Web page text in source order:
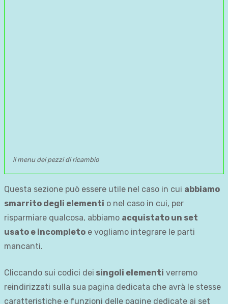
il menu dei pezzi di ricambio
Questa sezione può essere utile nel caso in cui abbiamo
smarrito degli elementi o nel caso in cui, per
risparmiare qualcosa, abbiamo acquistato un set
usato e incompleto e vogliamo integrare le parti
mancanti.
Cliccando sui codici dei singoli elementi verremo
reindirizzati sulla sua pagina dedicata che avrà le stesse
caratteristiche e funzioni delle pagine dedicate ai set